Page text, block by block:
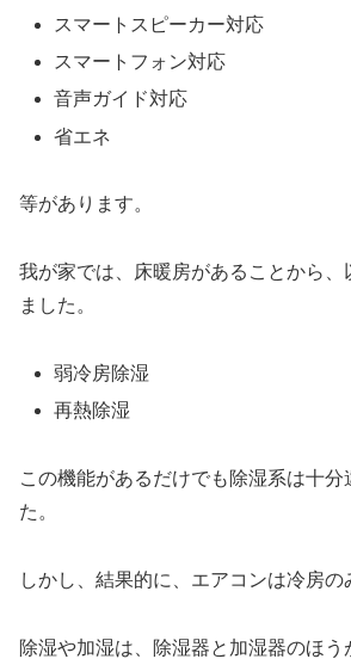
スマートスピーカー対応
スマートフォン対応
音声ガイド対応
省エネ
等があります。
我が家では、床暖房があることから、
ました。
弱冷房除湿
再熱除湿
この機能があるだけでも除湿系は十分
た。
しかし、結果的に、エアコンは冷房の
除湿や加湿は、除湿器と加湿器のほう